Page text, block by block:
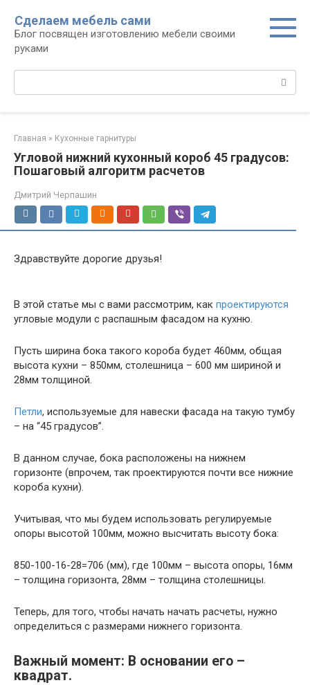
контенту
Сделаем мебель сами
Блог посвящен изготовлению мебели своими
руками
Главная » Кухонные гарнитуры
Угловой нижний кухонный короб 45 градусов:
Пошаговый алгоритм расчетов
Дмитрий Черпашин
Здравствуйте дорогие друзья!
В этой статье мы с вами рассмотрим, как проектируются
угловые модули с распашным фасадом на кухню.
Пусть ширина бока такого короба будет 460мм, общая
высота кухни – 850мм, столешница – 600 мм шириной и
28мм толщиной.
Петли, используемые для навески фасада на такую тумбу
– на “45 градусов”.
В данном случае, бока расположены на нижнем
горизонте (впрочем, так проектируются почти все нижние
короба кухни).
Учитывая, что мы будем использовать регулируемые
опоры высотой 100мм, можно высчитать высоту бока:
850-100-16-28=706 (мм), где 100мм – высота опоры, 16мм
– толщина горизонта, 28мм – толщина столешницы.
Теперь, для того, чтобы начать начать расчеты, нужно
определиться с размерами нижнего горизонта.
Важный момент: В основании его –
квадрат.